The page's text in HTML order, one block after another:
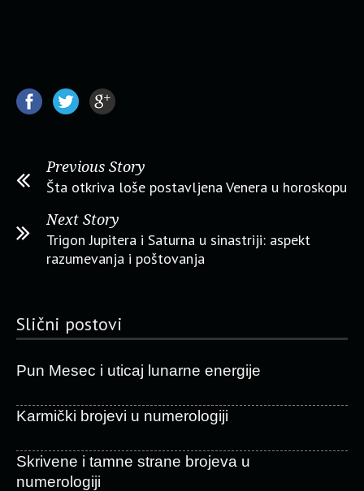
Previous Story
Šta otkriva loše postavljena Venera u horoskopu
Next Story
Trigon Jupitera i Saturna u sinastriji: aspekt
razumevanja i poštovanja
Slični postovi
Pun Mesec i uticaj lunarne energije
Karmički brojevi u numerologiji
Skrivene i tamne strane brojeva u
numerologiji